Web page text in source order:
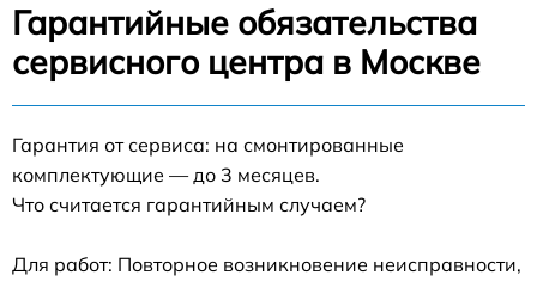
Гарантийные обязательства
сервисного центра в Москве
Гарантия от сервиса: на смонтированные
комплектующие — до 3 месяцев.
Что считается гарантийным случаем?
Для работ: Повторное возникновение неисправности,